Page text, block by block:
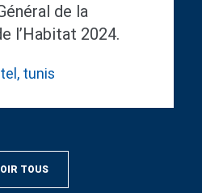
de la
l’Habitat 2024.
tunis
TOUS